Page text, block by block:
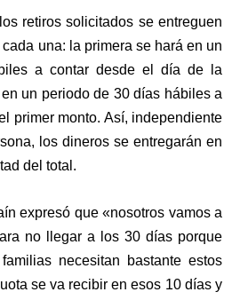
retiros solicitados se entreguen
una: la primera se hará en un
a contar desde el día de la
un periodo de 30 días hábiles a
primer monto. Así, independiente
los dineros se entregarán en
del total.
expresó que «nosotros vamos a
no llegar a los 30 días porque
necesitan bastante estos
se va recibir en esos 10 días y